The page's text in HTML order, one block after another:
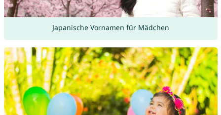
Japanische Vornamen für Mädchen